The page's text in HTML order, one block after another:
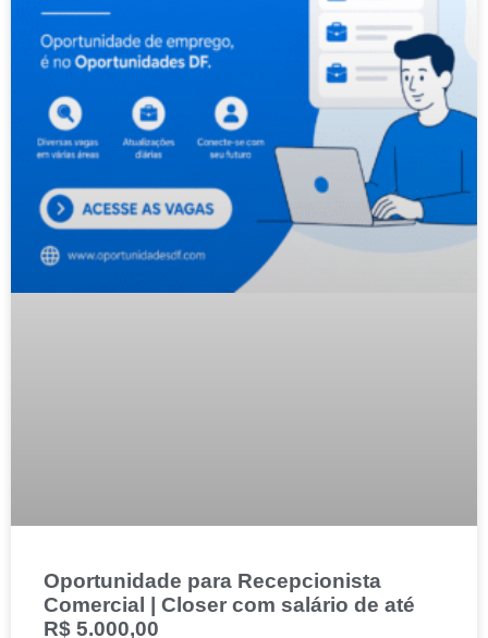
Oportunidade para Recepcionista
Comercial | Closer com salário de até
R$ 5.000,00